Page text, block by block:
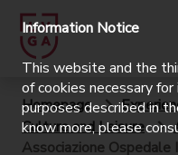
Homepage
Culture and Leisure
Associazione Ospedale
Information Notice
This website and the
of cookies necessary
purposes described in
know more, please